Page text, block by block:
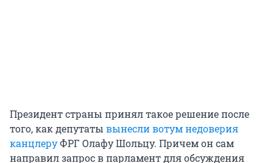
Президент страны принял такое решение после
того, как депутаты вынесли вотум недоверия
канцлеруФРГ Олафу Шольцу. Причем он сам
направил запрос в парламент для обсуждения